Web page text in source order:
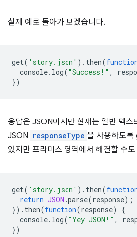
실제 예로 돌아가 보겠습니다.
get( 'story.json' ). then(function
console. log( "Success!" ,
})
응답은 JSON이지만 현재는 일반 텍스
JSON responseType 을 사용하도
있지만 프라미스 영역에서 해결할 수도
get( 'story.json' ). then(function
return JSON .parse(response);
}). then(function(response)
{
console. log( "Yey JSON!" ,
})